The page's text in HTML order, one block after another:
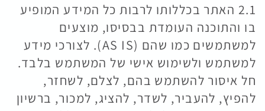
2.1 האתר בכללותו לרבות כל המידע המופיע
בו והתוכנה העומדת בבסיסו, מוצעים
למשתמשים כמו שהם (AS IS). לצורכי מידע
למשתמש ולשימוש אישי של המשתמש בלבד.
חל איסור להשתמש בהם, לצלם, לשחזר,
להפיץ, להעביר, לשדר, להציג, למכור, ברשיון